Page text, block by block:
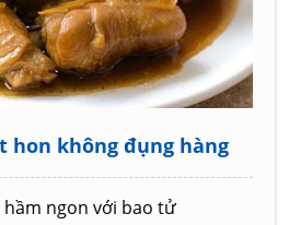
hon không đụng hàng
hầm ngon với bao tử